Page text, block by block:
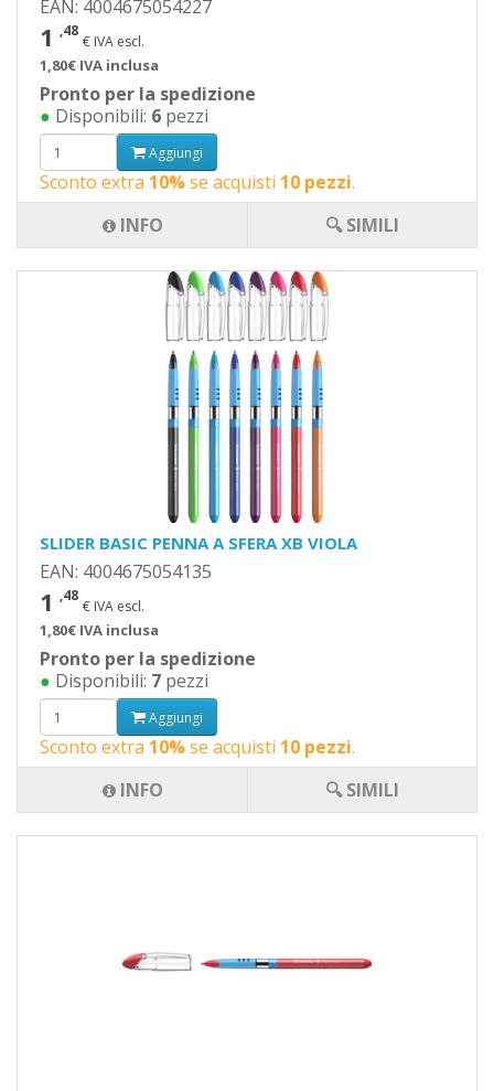
EAN: 4004675054227
1 ,48
€ IVA escl.
1,80€ IVA inclusa
Pronto per la spedizione
● Disponibili: 6 pezzi
Aggiungi
Sconto extra 10%se acquisti 10 pezzi.
INFO
🔍 SIMILI
SLIDER BASIC PENNA A SFERA XB VIOLA
EAN: 4004675054135
1 ,48
€ IVA escl.
1,80€ IVA inclusa
Pronto per la spedizione
● Disponibili: 7 pezzi
Aggiungi
Sconto extra 10%se acquisti 10 pezzi.
INFO
🔍 SIMILI